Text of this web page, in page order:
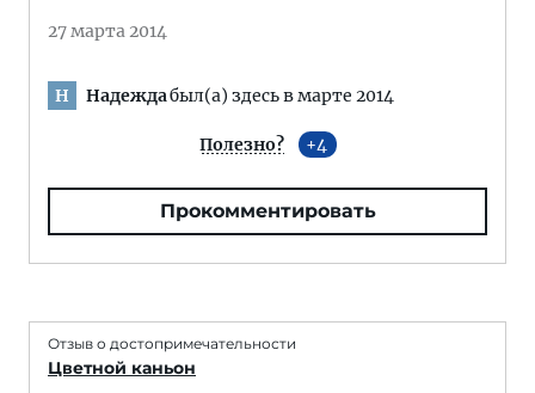
27 марта 2014
Н Надеждабыл(а) здесь в марте 2014
Полезно? 4
Прокомментировать
Отзыв о достопримечательности
Цветной каньон